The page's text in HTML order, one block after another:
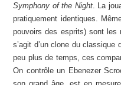
Symphony of the Night. La
pratiquement identiques.
pouvoirs des esprits) sont les
s’agit d’un clone du
peu plus de temps, ces
On contrôle un Ebenezer